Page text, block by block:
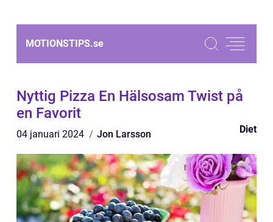
MOTIONSTIPS.se
Nyttig Pizza En Hälsosam Twist på
en Favorit
04 januari 2024 Jon Larsson Diet